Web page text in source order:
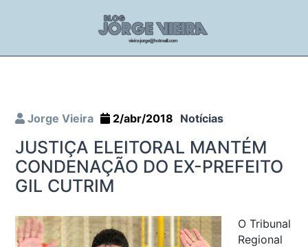
Jorge Vieira 2/abr/2018 Notícias
JUSTIÇA ELEITORAL MANTÉM
CONDENAÇÃO DO EX-PREFEITO
GIL CUTRIM
O Tribunal
Regional